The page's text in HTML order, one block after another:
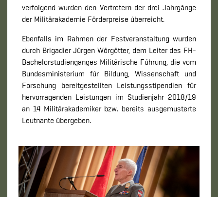
verfolgend wurden den Vertretern der drei Jahrgänge
der Militärakademie Förderpreise überreicht.
Ebenfalls im Rahmen der Festveranstaltung wurden
durch Brigadier Jürgen Wörgötter, dem Leiter des FH-
Bachelorstudienganges Militärische Führung, die vom
Bundesministerium für Bildung, Wissenschaft und
Forschung bereitgestellten Leistungsstipendien für
hervorragenden Leistungen im Studienjahr 2018/19
an 14 Militärakademiker bzw. bereits ausgemusterte
Leutnante übergeben.